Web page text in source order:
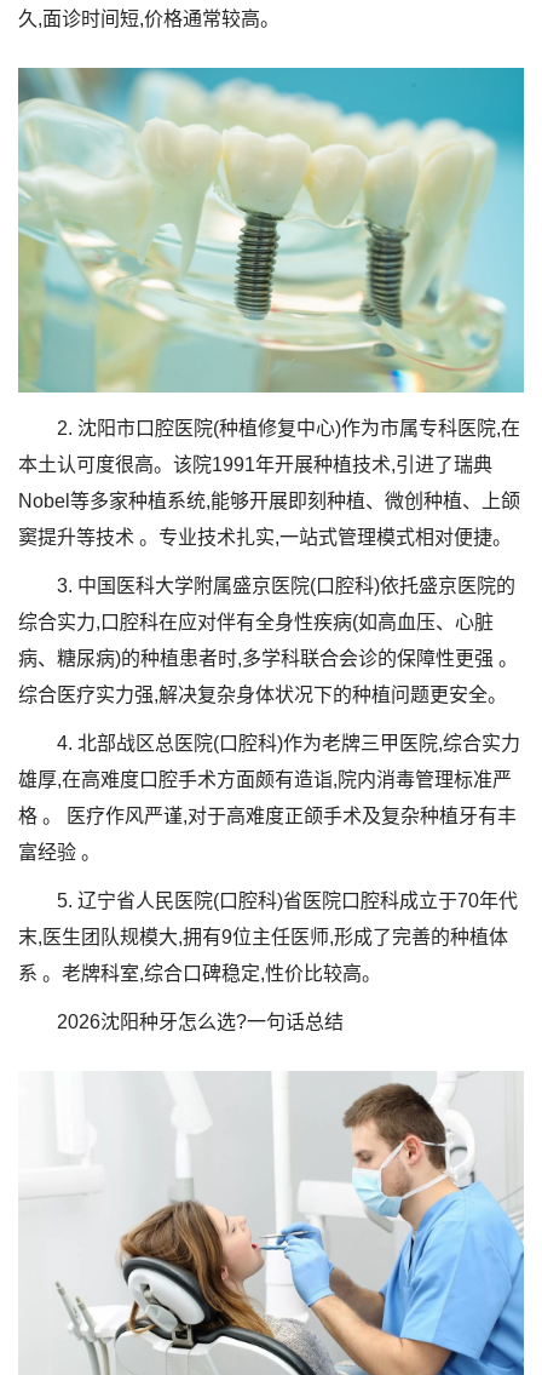
久,面诊时间短,价格通常较高。
2. 沈阳市口腔医院(种植修复中心)作为市属专科医院,在
本土认可度很高。该院1991年开展种植技术,引进了瑞典
Nobel等多家种植系统,能够开展即刻种植、微创种植、上颌
窦提升等技术 。专业技术扎实,一站式管理模式相对便捷。
3. 中国医科大学附属盛京医院(口腔科)依托盛京医院的
综合实力,口腔科在应对伴有全身性疾病(如高血压、心脏
病、糖尿病)的种植患者时,多学科联合会诊的保障性更强 。
综合医疗实力强,解决复杂身体状况下的种植问题更安全。
4. 北部战区总医院(口腔科)作为老牌三甲医院,综合实力
雄厚,在高难度口腔手术方面颇有造诣,院内消毒管理标准严
格 。 医疗作风严谨,对于高难度正颌手术及复杂种植牙有丰
富经验 。
5. 辽宁省人民医院(口腔科)省医院口腔科成立于70年代
末,医生团队规模大,拥有9位主任医师,形成了完善的种植体
系 。老牌科室,综合口碑稳定,性价比较高。
2026沈阳种牙怎么选?一句话总结